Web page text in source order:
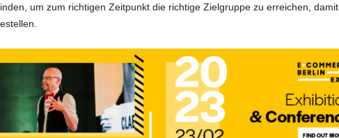
um zum richtigen Zeitpunkt die richtige Zielgruppe zu erreichen, damit